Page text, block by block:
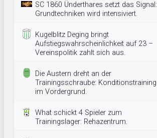
SC 1860 Ünderthares setzt das Signal:
Grundtechniken wird intensiviert.
Kugelblitz Deging bringt
Aufstiegswahrscheinlichkeit auf 23 –
Vereinspolitik zahlt sich aus.
Die Austern dreht an der
Trainingsschraube: Konditionstraining
im Vordergrund.
What schickt 4 Spieler zum
Trainingslager: Rehazentrum.